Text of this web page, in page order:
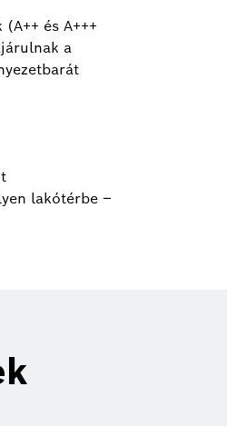
és A+++
a
lakótérbe –